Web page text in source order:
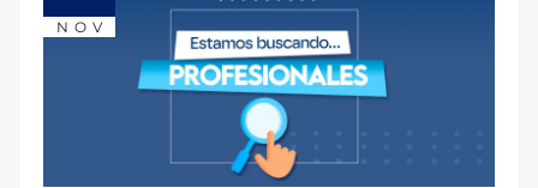
NOV